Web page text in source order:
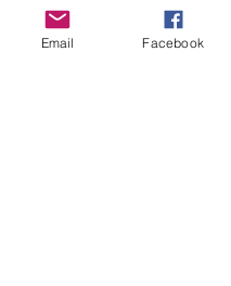
Email Facebook